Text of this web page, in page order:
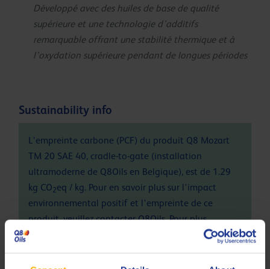
Développé avec des huiles de base de qualité
supérieure et une technologie d’additifs
remarquable offrant une stabilité thermique et à
l’oxydation supérieure pendant de longues périodes
Sustainability info
L'empreinte carbone (PCF) du produit Q8 Mozart
TM 20 SAE 40, cradle-to-gate (installation
ultramoderne de Q8Oils en Belgique), est de 1.29
kg CO2eq / kg. Pour en savoir plus sur l'impact
environnemental positif et l'empreinte de ce
produit, veuillez contacter Q8Oils. Pour plus
d'informations, consultez ce